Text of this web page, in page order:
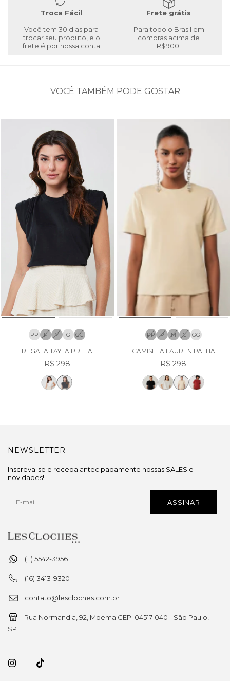
Troca Fácil
Você tem 30 dias para
trocar seu produto, e o
frete é por nossa conta
Frete grátis
Para todo o Brasil em
compras acima de
R$900.
VOCÊ TAMBÉM PODE GOSTAR
PP P M G GG
REGATA TAYLA PRETA
R$ 298
PP P M G GG
CAMISETA LAUREN PALHA
R$ 298
(11) 5542-3956
(16) 3413-9320
contato@lescloches.com.br
Rua Normandia, 92, Moema CEP: 04517-040 - São Paulo, -
SP
NEWSLETTER
Inscreva-se e receba antecipadamente nossas SALES e
novidades!